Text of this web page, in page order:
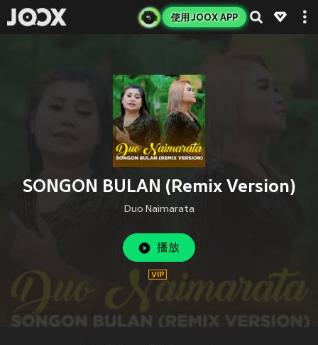
使用 JOOX APP
SONGON BULAN (Remix Version)
Duo Naimarata
播放